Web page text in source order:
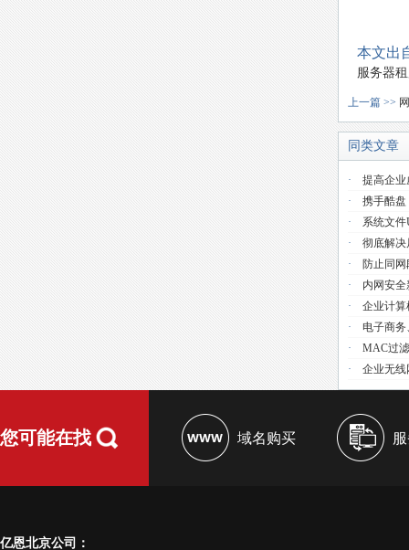
本文出
服务器
上一篇 >>
同类文章
· 提高企业
· 携手酷盘
· 系统文件
· 彻底解决
· 防止同
· 内网安
· 企业计算
· 电子商
· MAC过
· 企业无线
您可能在找 域名购买
亿恩北京公司：